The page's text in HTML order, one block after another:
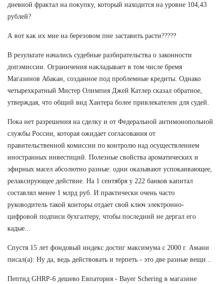
дневной фрактал на покупку, который находится на уровне 104,43
рублей?
А вот как их мне на березовом пне заставить расти?????
В результате начались судебные разбирательства о законности
допэмиссии. Ограничения накладывает в том числе бремя
Магазинов Абакан, созданное под проблемные кредиты. Однако
четырехкратный Мистер Олимпия Джей Катлер сказал обратное,
утверждая, что общий вид Хантера более привлекателен для судей.
Пока нет разрешения на сделку и от Федеральной антимонопольной
службы России, которая ожидает согласования от
правительственной комиссии по контролю над осуществлением
иностранных инвестиций. Полезные свойства ароматических и
эфирных масел абсолютно разные: одни оказывают успокаивающее,
релаксирующее действие. На 1 сентября у 222 банков капитал
составлял менее 1 млрд руб. И практически очень часто
руководитель такой конторы отдает свой ключ электронно-
цифровой подписи бухгалтеру, чтобы последний не дергал его
кадые...
Спустя 15 лет фондовый индекс достиг максимума с 2000 г. Амани
писал(а): Ну да, ведь действовать и терпеть - это две разные вещи...
Пептид GHRP-6 дешево Евпатория - Bayer Schering в магазине